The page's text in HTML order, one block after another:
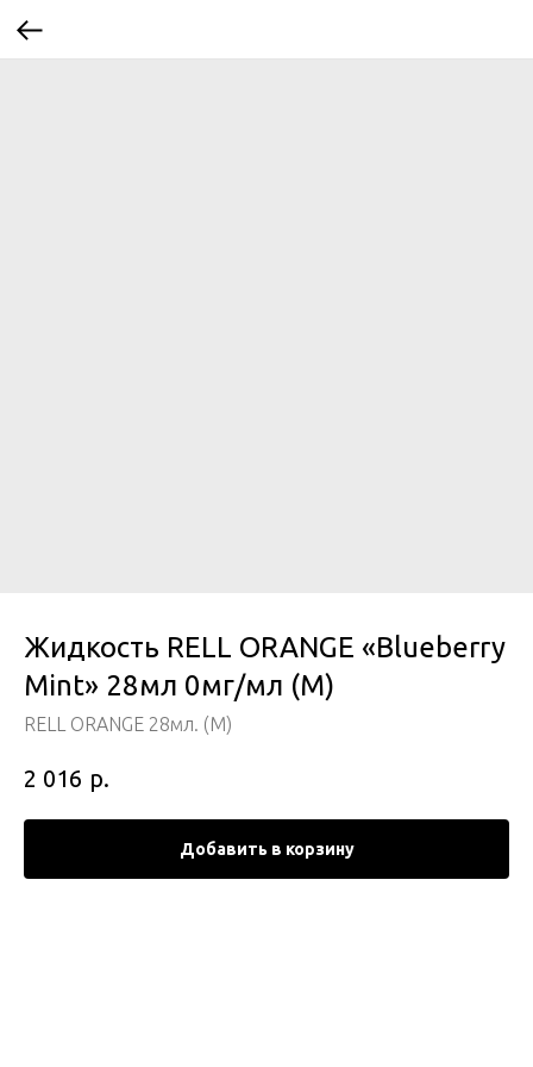
Жидкость RELL ORANGE «Blueberry
Mint» 28мл 0мг/мл (M)
RELL ORANGE 28мл. (M)
2 016 р.
Добавить в корзину